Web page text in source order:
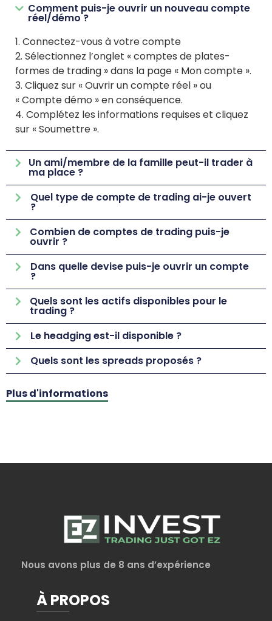
Comment puis-je ouvrir un nouveau compte
réel/démo ?
1. Connectez-vous à votre compte
2. Sélectionnez l’onglet « comptes de plates-
formes de trading » dans la page « Mon compte ».
3. Cliquez sur « Ouvrir un compte réel » ou
« Compte démo » en conséquence.
4. Complétez les informations requises et cliquez
sur « Soumettre ».
Un ami/membre de la famille peut-il trader à
ma place ?
Quel type de compte de trading ai-je ouvert
?
Combien de comptes de trading puis-je
ouvrir ?
Dans quelle devise puis-je ouvrir un compte
?
Quels sont les actifs disponibles pour le
trading ?
Le headging est-il disponible ?
Quels sont les spreads proposés ?
Plus d'informations
Nous avons plus de 8 ans d’expérience
À PROPOS